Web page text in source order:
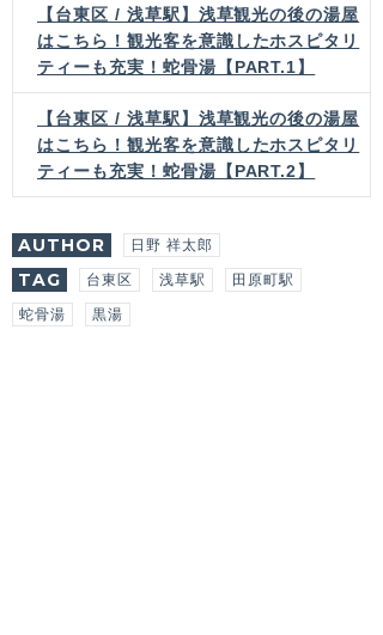
【台東区 / 浅草駅】浅草観光の後の湯屋
はこちら！観光客を意識したホスピタリ
ティーも充実！蛇骨湯【PART.1】
【台東区 / 浅草駅】浅草観光の後の湯屋
はこちら！観光客を意識したホスピタリ
ティーも充実！蛇骨湯【PART.2】
AUTHOR 日野 祥太郎
TAG 台東区 浅草駅 田原町駅
蛇骨湯 黒湯